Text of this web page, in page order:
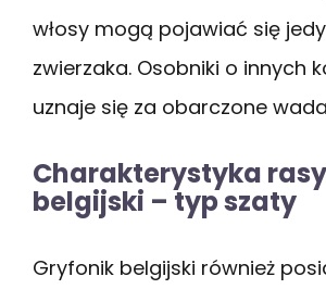
włosy mogą pojawiać się
zwierzaka. Osobniki o innych
uznaje się za obarczone
Charakterystyka
belgijski – typ szaty
Gryfonik belgijski również